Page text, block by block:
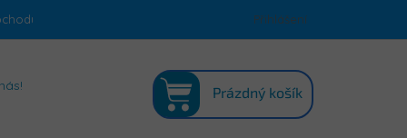
Podmínky ochrany osobních údajů Mapa serveru
Přihlášení
KOŠÍK
Prázdný košík